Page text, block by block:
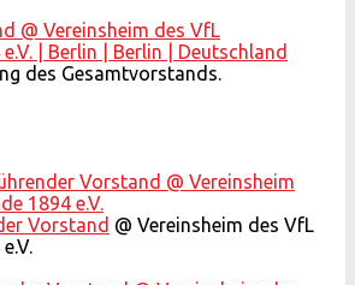
des Gesamtvorstands.
Vorstand @ Vereinsheim
1894 e.V.
Vorstand @ Vereinsheim des VfL